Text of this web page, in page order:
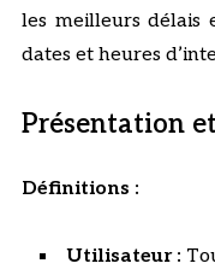
les meilleurs délais
dates et heures
Présentation
Définitions :
Utilisateur :